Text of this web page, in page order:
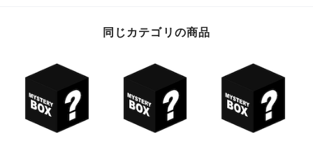
同じカテゴリの商品